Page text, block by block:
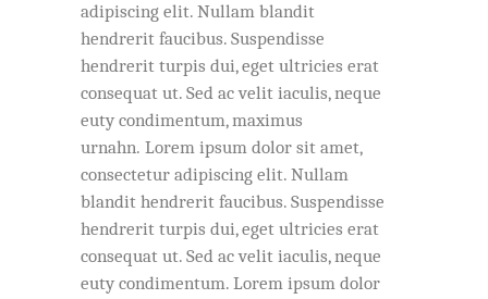
adipiscing elit. Nullam blandit
hendrerit faucibus. Suspendisse
hendrerit turpis dui, eget ultricies erat
consequat ut. Sed ac velit iaculis, neque
euty condimentum, maximus
urnahn. Lorem ipsum dolor sit amet,
consectetur adipiscing elit. Nullam
blandit hendrerit faucibus. Suspendisse
hendrerit turpis dui, eget ultricies erat
consequat ut. Sed ac velit iaculis, neque
euty condimentum. Lorem ipsum dolor